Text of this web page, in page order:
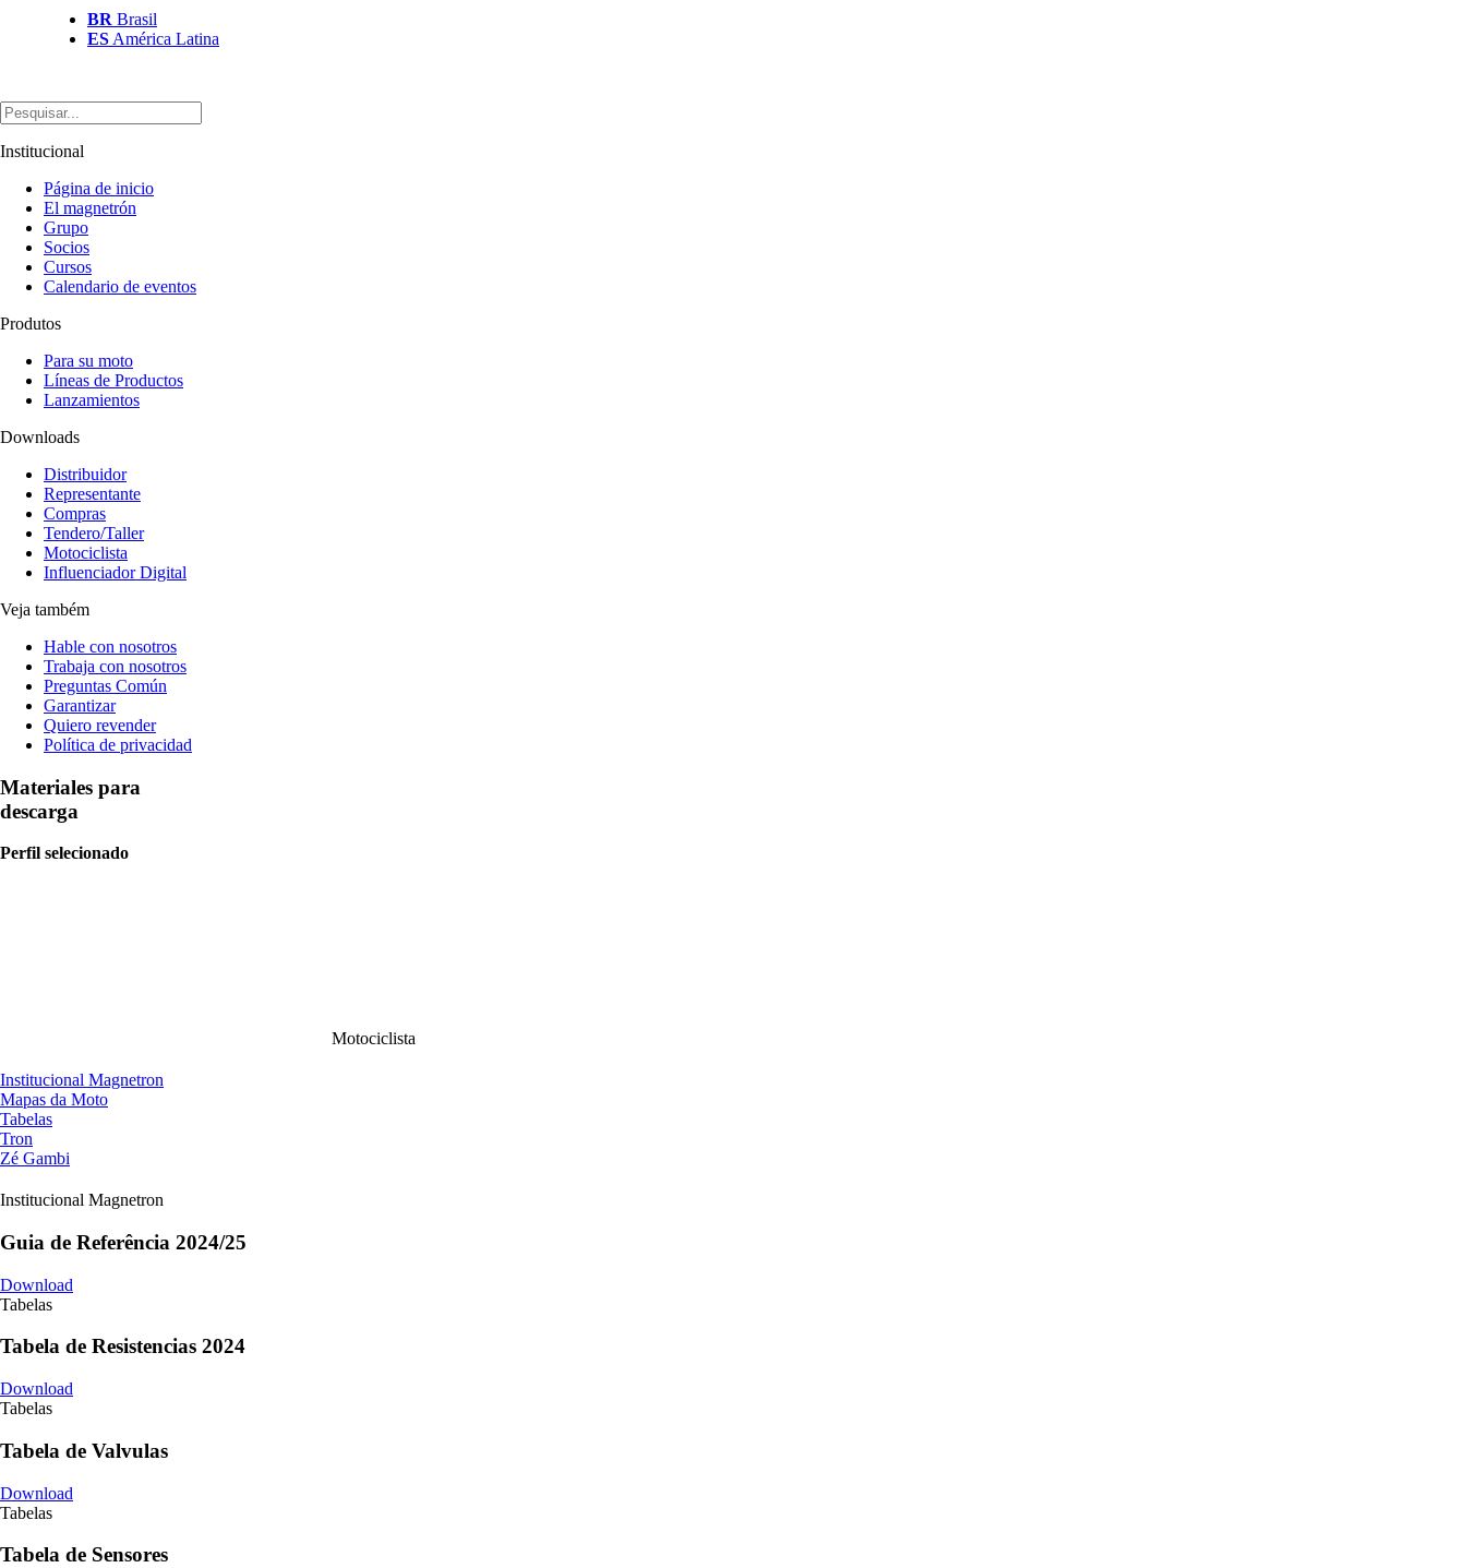
BR Brasil
ES América Latina
Institucional
Página de inicio
El magnetrón
Grupo
Socios
Cursos
Calendario de eventos
Produtos
Para su moto
Líneas de Productos
Lanzamientos
Downloads
Distribuidor
Representante
Compras
Tendero/Taller
Motociclista
Influenciador Digital
Veja também
Hable con nosotros
Trabaja con nosotros
Preguntas Común
Garantizar
Quiero revender
Política de privacidad
Materiales para
descarga
Perfil selecionado
Motociclista
Institucional Magnetron
Mapas da Moto
Tabelas
Tron
Zé Gambi
Institucional Magnetron
Guia de Referência 2024/25
Download
Tabelas
Tabela de Resistencias 2024
Download
Tabelas
Tabela de Valvulas
Download
Tabelas
Tabela de Sensores